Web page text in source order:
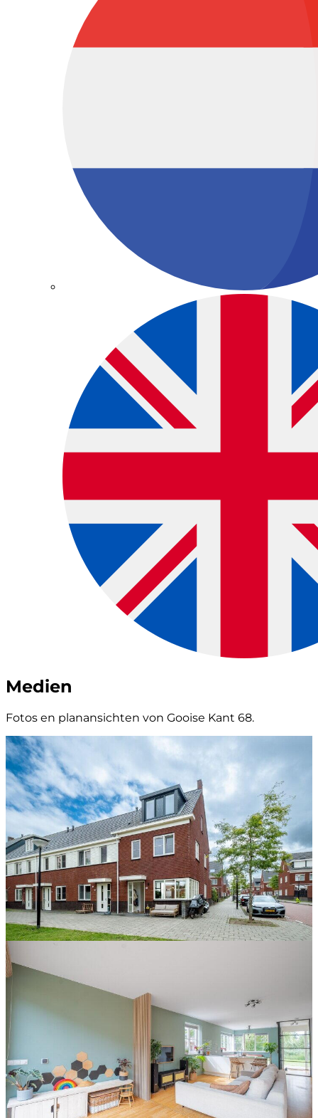
Medien
Fotos en planansichten von Gooise Kant 68.